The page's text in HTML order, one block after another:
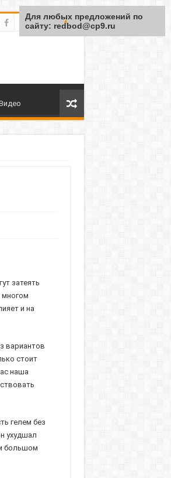
затеять
многом
и на
вариантов
стоит
наша
гелем без
ухудшал
большом
Для любых предложений по
сайту: redbod@cp9.ru